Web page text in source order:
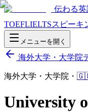
伝わる
TOEFLIELTSスピーキ
メニューを開く
海外大学・大学院
海外大学・大学院 ・
University